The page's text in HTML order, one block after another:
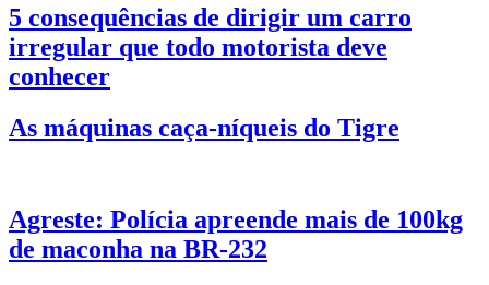
5 consequências de dirigir um carro
irregular que todo motorista deve
conhecer
As máquinas caça-níqueis do Tigre
Agreste: Polícia apreende mais de 100kg
de maconha na BR-232